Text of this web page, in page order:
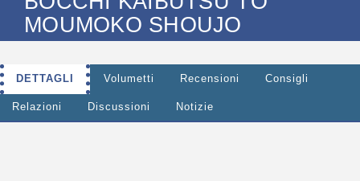
MOUMOKO SHOUJO
DETTAGLI Volumetti Recensioni Consigli
Relazioni Discussioni Notizie